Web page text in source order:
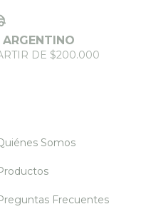
DE $200.000
Somos
Frecuentes